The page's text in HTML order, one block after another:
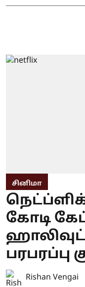
சினிமா
கோடி
பரபரப்பு
Rishan Vengai